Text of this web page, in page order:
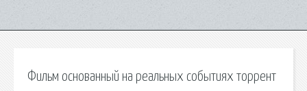
Фильм основанный на реальных событиях торрент